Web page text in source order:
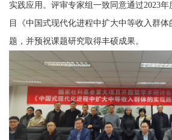
实践应用。评审专家组一致同意通过2023
目《中国式现代化进程中扩大中等收入群
题， 并预祝课题研究取得丰硕成果。